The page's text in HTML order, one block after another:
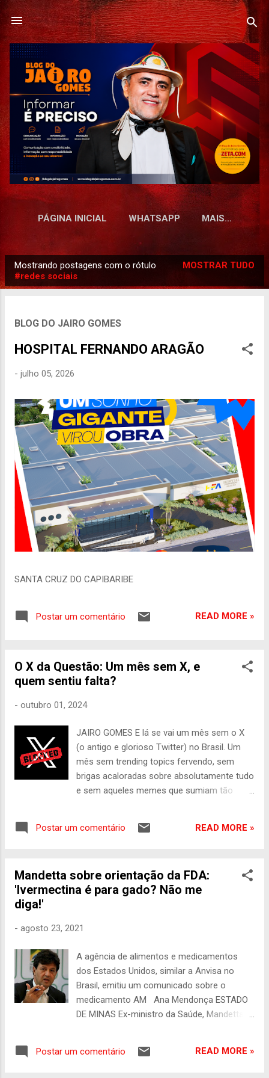
Pular para o conteúdo principal
PÁGINA INICIAL WHATSAPP MAIS…
o
Mostrando postagens com o rótulo
#redes sociais
MOSTRAR TUDO
BLOG DO JAIRO GOMES
HOSPITAL FERNANDO ARAGÃO
- julho 05, 2026
SANTA CRUZ DO CAPIBARIBE
Postar um comentário READ MORE »
O X da Questão: Um mês sem X, e
quem sentiu falta?
- outubro 01, 2024
JAIRO GOMES E lá se vai um mês sem o X
(o antigo e glorioso Twitter) no Brasil. Um
mês sem trending topics fervendo, sem
brigas acaloradas sobre absolutamente tudo
e sem aqueles memes que sumiam tão
brasileiros, o X ter sido tirado do ar parece
realmente percebe. O STF, liderado pelo
implacável ministro Alexandre de Moraes,
esperando que Elon Musk e sua turma
milhões. Porque, claro, se tem uma coisa
que bilionários amam é abrir a carteira.
Enquanto isso, parece que o Brasil
conseguiu sobreviver sem o X, e quem diria?
A vida continua! Agora, parece que o X
algumas contas e colocando advogados
Postar um comentário READ MORE »
Mandetta sobre orientação da FDA:
'Ivermectina é para gado? Não me
diga!'
- agosto 23, 2021
A agência de alimentos e medicamentos
dos Estados Unidos, similar a Anvisa no
Brasil, emitiu um comunicado sobre o
medicamento AM Ana Mendonça ESTADO
DE MINAS Ex-ministro da Saúde, Mandetta
dos Estados Unidos, afirmar que a
Postar um comentário READ MORE »